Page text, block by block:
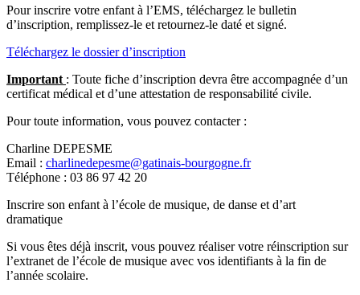
Pour inscrire votre enfant à l’EMS, téléchargez le bulletin
d’inscription, remplissez-le et retournez-le daté et signé.
Téléchargez le dossier d’inscription
Important : Toute fiche d’inscription devra être accompagnée d’un
certificat médical et d’une attestation de responsabilité civile.
Pour toute information, vous pouvez contacter :
Charline DEPESME
Email : charlinedepesme@gatinais-bourgogne.fr
Téléphone : 03 86 97 42 20
Inscrire son enfant à l’école de musique, de danse et d’art
dramatique
Si vous êtes déjà inscrit, vous pouvez réaliser votre réinscription sur
l’extranet de l’école de musique avec vos identifiants à la fin de
l’année scolaire.